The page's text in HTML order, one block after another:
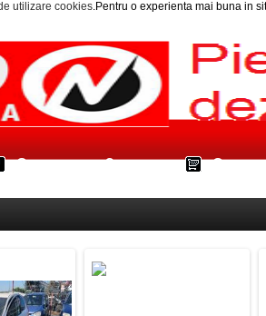
utilizare cookies.Pentru o experienta mai buna in
Cum cumpar? Cos